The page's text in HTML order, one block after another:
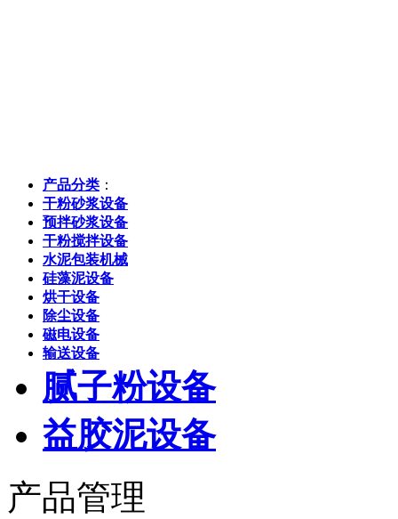
产品分类 ：
干粉砂浆设备
预拌砂浆设备
干粉搅拌设备
水泥包装机械
硅藻泥设备
烘干设备
除尘设备
磁电设备
输送设备
腻子粉设备
益胶泥设备
产品管理